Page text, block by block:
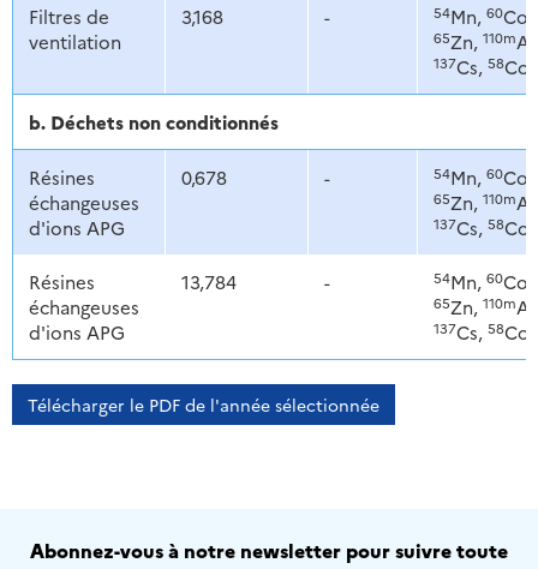
Filtres de
ventilation
3,168 - 54Mn, 60Co,
65Zn, 110m
137Cs, 58Co
b. Déchets non conditionnés
Résines
échangeuses
d'ions APG
0,678 - 54Mn, 60Co,
65Zn, 110m
137Cs, 58Co
Résines
échangeuses
d'ions APG
13,784 - 54Mn, 60Co,
65Zn, 110m
137Cs, 58Co
Télécharger le PDF de l'année sélectionnée
Abonnez-vous à notre newsletter pour suivre toute